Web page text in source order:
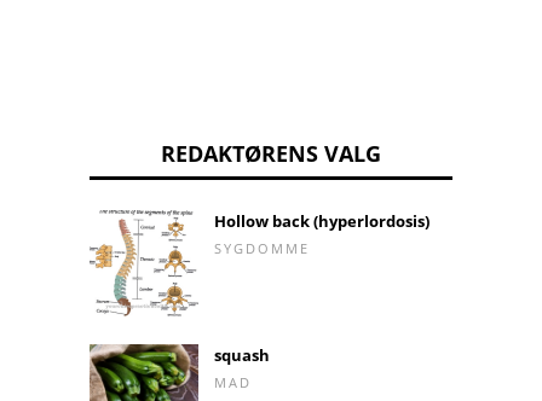
REDAKTØRENS VALG
Hollow back (hyperlordosis)
SYGDOMME
squash
MAD